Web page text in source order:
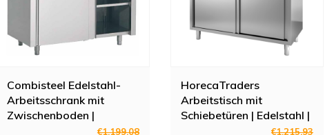
Combisteel Edelstahl-
Arbeitsschrank mit
Zwischenboden |
160x70x(H)85cm€1.199,08
HorecaTraders
Arbeitstisch mit
Schiebetüren | Edelstahl |
85 (H) x 70 x 140 cm€1.215,93